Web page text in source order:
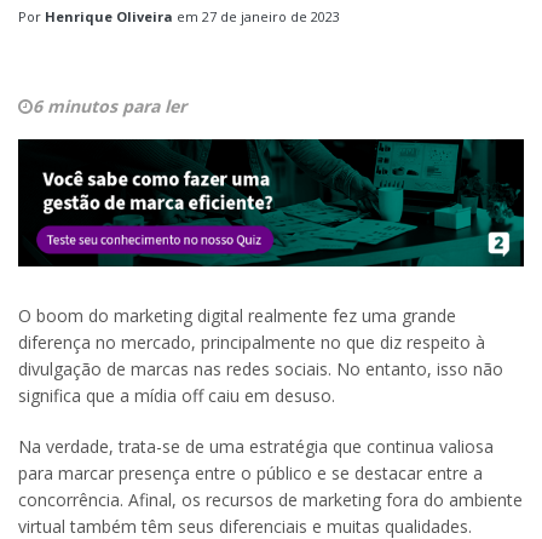
Por Henrique Oliveira em 27 de janeiro de 2023
6 minutos para ler
O boom do marketing digital realmente fez uma grande
diferença no mercado, principalmente no que diz respeito à
divulgação de marcas nas redes sociais. No entanto, isso não
significa que a mídia off caiu em desuso.
Na verdade, trata-se de uma estratégia que continua valiosa
para marcar presença entre o público e se destacar entre a
concorrência. Afinal, os recursos de marketing fora do ambiente
virtual também têm seus diferenciais e muitas qualidades.